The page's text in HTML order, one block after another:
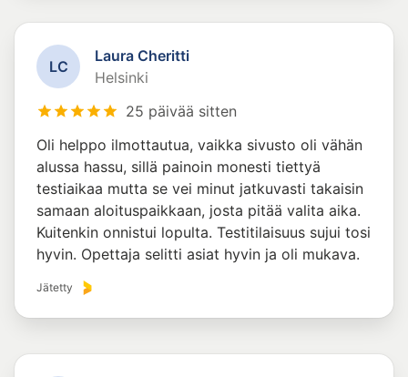
LC
Laura Cheritti
Helsinki
25 päivää sitten
Oli helppo ilmottautua, vaikka sivusto oli vähän
alussa hassu, sillä painoin monesti tiettyä
testiaikaa mutta se vei minut jatkuvasti takaisin
samaan aloituspaikkaan, josta pitää valita aika.
Kuitenkin onnistui lopulta. Testitilaisuus sujui tosi
hyvin. Opettaja selitti asiat hyvin ja oli mukava.
Jätetty